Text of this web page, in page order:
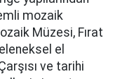
mozaik
Müzesi, Fırat
el
ve tarihi